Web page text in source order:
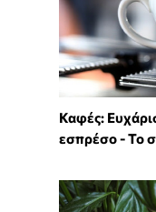
Καφές:
εσπρέσο - Το